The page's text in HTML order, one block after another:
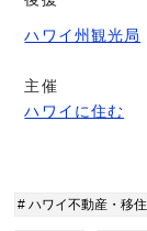
ハワイ州観光局
主催
ハワイに住む
# ハワイ不動産・移